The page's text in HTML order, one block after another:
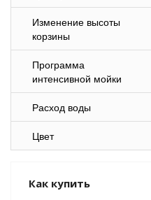
Изменение высоты
корзины
Программа
интенсивной мойки
Расход воды
Цвет
Как купить